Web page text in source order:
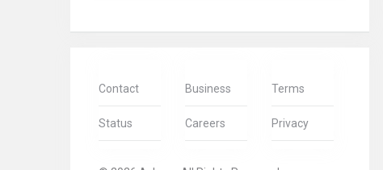
Contact
Status
Business
Careers
Terms
Privacy